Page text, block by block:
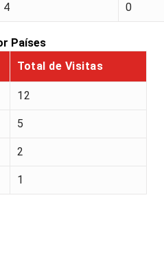
4 0
Países
Total de Visitas
12
5
2
1